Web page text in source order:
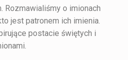
Rozmawialiśmy o imionach
jest patronem ich imienia.
postacie świętych i